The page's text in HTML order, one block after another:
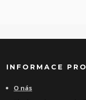
INFORMACE
O nás